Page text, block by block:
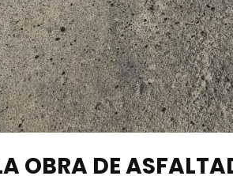
OBRA DE